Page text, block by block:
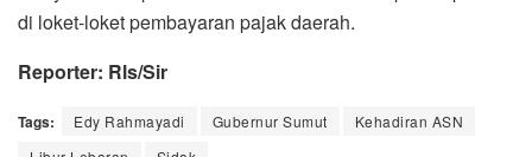
di loket-loket pembayaran pajak daerah.
Reporter: Rls/Sir
Tags: Edy Rahmayadi Gubernur Sumut
Kehadiran ASN